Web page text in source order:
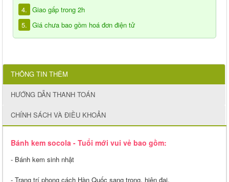
4. Giao gấp trong 2h
5. Giá chưa bao gồm hoá đơn điện tử
THÔNG TIN THÊM
HƯỚNG DẪN THANH TOÁN
CHÍNH SÁCH VÀ ĐIỀU KHOẢN
Bánh kem socola - Tuổi mới vui vẻ bao gồm:
- Bánh kem sinh nhật
- Trang trí phong cách Hàn Quốc sang trọng, hiện đại.